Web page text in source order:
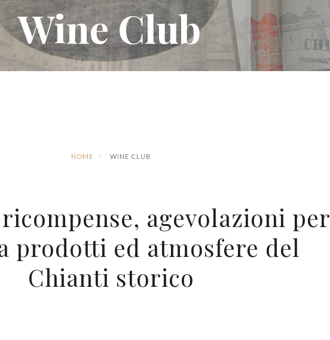
Wine Club
Wine Club
Wine Club
Wine Club
Wine Club
Wine Club
Wine Club
Wine Club
Wine Club
HOME WINE CLUB
agevolazioni per
prodotti ed atmosfere del
Chianti storico